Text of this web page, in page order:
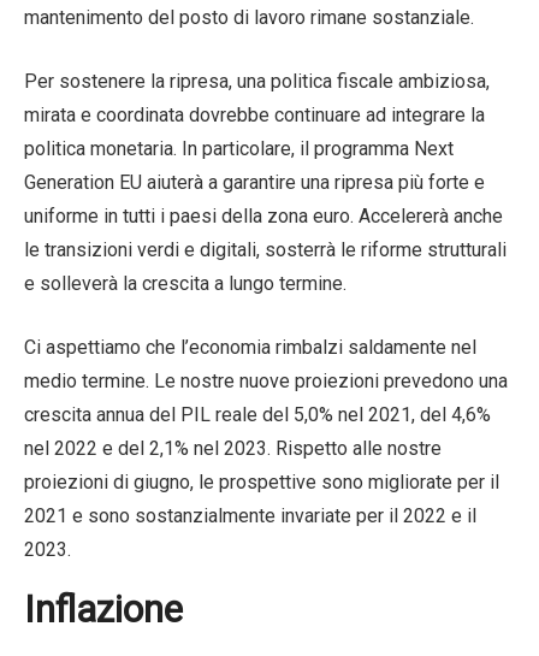
mantenimento del posto di lavoro rimane sostanziale.
Per sostenere la ripresa, una politica fiscale ambiziosa,
mirata e coordinata dovrebbe continuare ad integrare la
politica monetaria. In particolare, il programma Next
Generation EU aiuterà a garantire una ripresa più forte e
uniforme in tutti i paesi della zona euro. Accelererà anche
le transizioni verdi e digitali, sosterrà le riforme strutturali
e solleverà la crescita a lungo termine.
Ci aspettiamo che l’economia rimbalzi saldamente nel
medio termine. Le nostre nuove proiezioni prevedono una
crescita annua del PIL reale del 5,0% nel 2021, del 4,6%
nel 2022 e del 2,1% nel 2023. Rispetto alle nostre
proiezioni di giugno, le prospettive sono migliorate per il
2021 e sono sostanzialmente invariate per il 2022 e il
2023.
Inflazione